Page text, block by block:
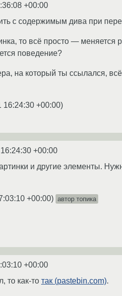
+00:00
с содержимым дива при
то всё просто — меняется
поведение?
на который ты ссылался,
16:24:30 +00:00)
+00:00
и другие элементы.
+00:00) автор топика
+00:00
то как-то так (pastebin.com).